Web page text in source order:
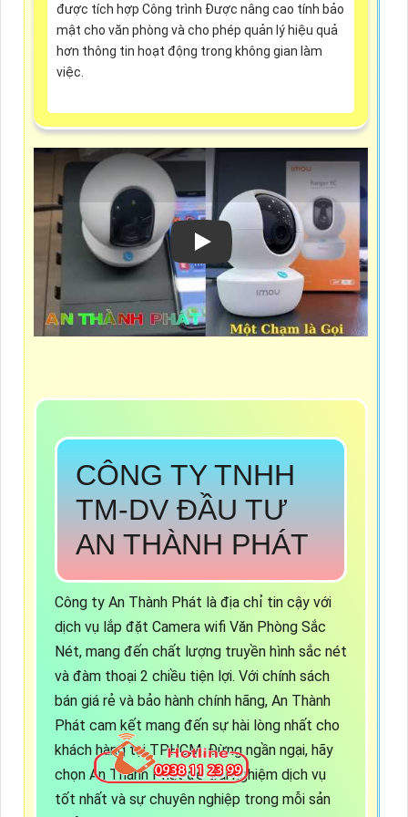
được tích hợp Công trình Được nâng cao tính bảo
mật cho văn phòng và cho phép quản lý hiệu quả
hơn thông tin hoạt động trong không gian làm
việc.
CÔNG TY TNHH
TM-DV ĐẦU TƯ
AN THÀNH PHÁT
Công ty An Thành Phát là địa chỉ tin cậy với
dịch vụ lắp đặt Camera wifi Văn Phòng Sắc
Nét, mang đến chất lượng truyền hình sắc nét
và đàm thoại 2 chiều tiện lợi. Với chính sách
bán giá rẻ và bảo hành chính hãng, An Thành
Phát cam kết mang đến sự hài lòng nhất cho
khách hàng tại TP.HCM. Đừng ngần ngại, hãy
chọn An Thành Phát để trải nghiệm dịch vụ
tốt nhất và sự chuyên nghiệp trong mỗi sản